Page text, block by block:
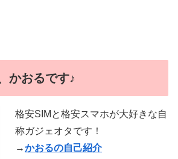
かおるです♪
格安SIMと格安スマホが大好きな自
称ガジェオタです！
→かおるの自己紹介